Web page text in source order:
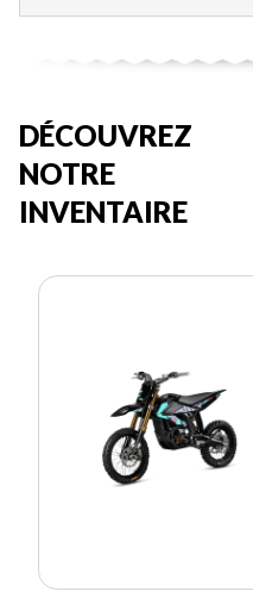
DÉCOUVREZ
NOTRE
INVENTAIRE